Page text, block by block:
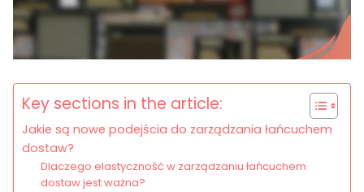
Key sections in the article:
Jakie są nowe podejścia do zarządzania łańcuchem
dostaw?
Dlaczego elastyczność w zarządzaniu łańcuchem
dostaw jest ważna?